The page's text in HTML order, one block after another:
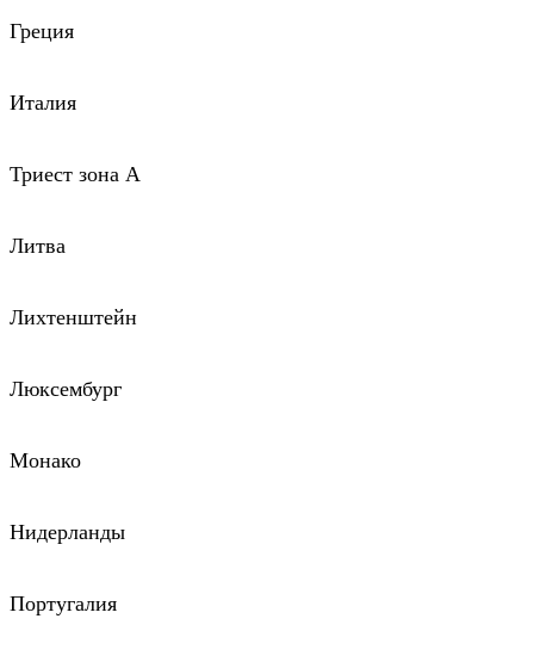
Греция
Италия
Триест зона А
Литва
Лихтенштейн
Люксембург
Монако
Нидерланды
Португалия